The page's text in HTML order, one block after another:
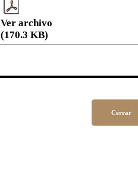
Ver archivo
(170.3 KB)
Cerrar